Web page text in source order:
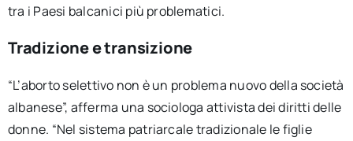
tra i Paesi balcanici più problematici.
Tradizione e transizione
“L’aborto selettivo non è un problema nuovo della società
albanese”, afferma una sociologa attivista dei diritti delle
donne. “Nel sistema patriarcale tradizionale le figlie